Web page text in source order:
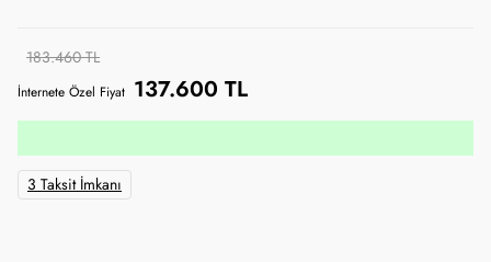
183.460 TL
İnternete Özel Fiyat 137.600 TL
3 Taksit İmkanı